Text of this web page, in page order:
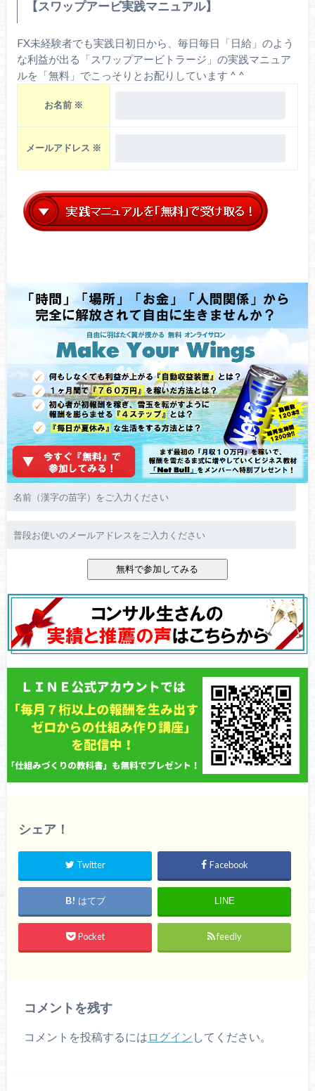
【スワップアービ実践マニュアル】
FX未経験者でも実践日初日から、毎日毎日「日給」のよう
な利益が出る「スワップアービトラージ」の実践マニュア
ルを「無料」でこっそりとお配りしています ^ ^
お名前 ※
メールアドレス ※
シェア！
Twitter Facebook
はてブ LINE
Pocket feedly
コメントを残す
コメントを投稿するには ログイン してください。